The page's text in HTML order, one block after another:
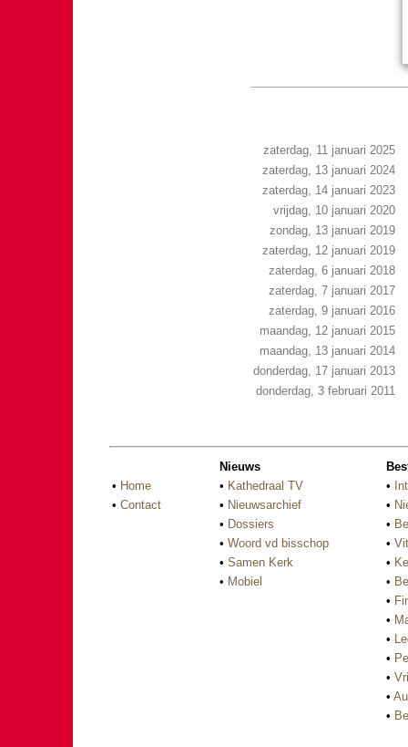
zaterdag, 11 januari 2025
zaterdag, 13 januari 2024
zaterdag, 14 januari 2023
vrijdag, 10 januari 2020
zondag, 13 januari 2019
zaterdag, 12 januari 2019
zaterdag, 6 januari 2018
zaterdag, 7 januari 2017
zaterdag, 9 januari 2016
maandag, 12 januari 2015
maandag, 13 januari 2014
donderdag, 17 januari 2013
donderdag, 3 februari 2011
• Home
• Contact
Nieuws
• Kathedraal TV
• Nieuwsarchief
• Dossiers
• Woord vd bisschop
• Samen Kerk
• Mobiel
•
•
•
•
•
•
•
•
•
•
•
•
•